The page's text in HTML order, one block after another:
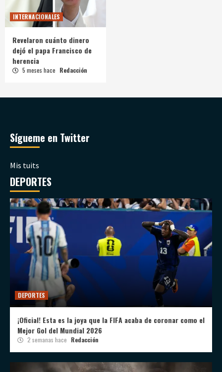
INTERNACIONALES
Revelaron cuánto dinero
dejó el papa Francisco de
herencia
5 meses hace Redacción
Sígueme en Twitter
Mis tuits
DEPORTES
DEPORTES
¡Oficial! Esta es la joya que la FIFA acaba de coronar como el
Mejor Gol del Mundial 2026
2 semanas hace Redacción